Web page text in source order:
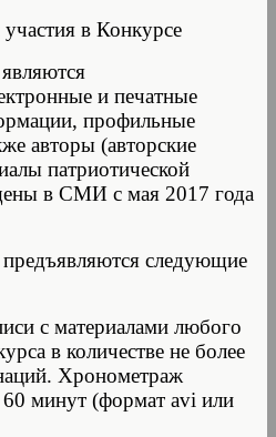
в Конкурсе
и печатные
профильные
авторы (авторские
патриотической
в СМИ с мая 2017 года
следующие
с материалами любого
в количестве не более
Хронометраж
60 минут (формат avi или